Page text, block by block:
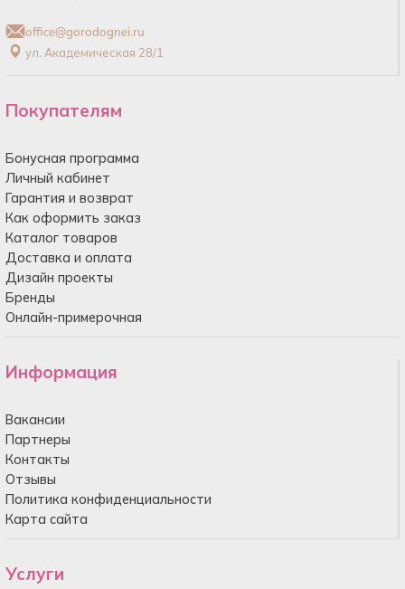
office@gorodognei.ru
ул. Академическая 28/1
Покупателям
Бонусная программа
Личный кабинет
Гарантия и возврат
Как оформить заказ
Каталог товаров
Доставка и оплата
Дизайн проекты
Бренды
Онлайн-примерочная
Информация
Вакансии
Партнеры
Контакты
Отзывы
Политика конфиденциальности
Карта сайта
Услуги